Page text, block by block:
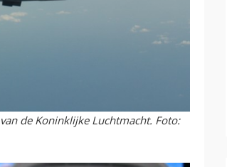
de Koninklijke Luchtmacht. Foto: